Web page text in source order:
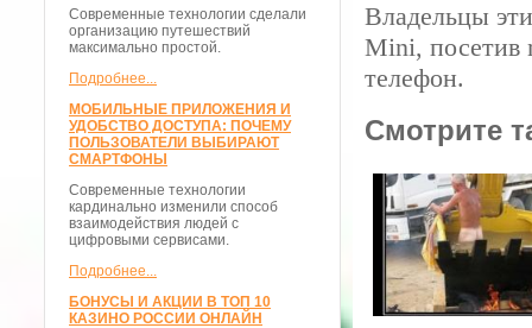
Современные технологии сделали
организацию путешествий
максимально простой.
Подробнее...
МОБИЛЬНЫЕ ПРИЛОЖЕНИЯ И
УДОБСТВО ДОСТУПА: ПОЧЕМУ
ПОЛЬЗОВАТЕЛИ ВЫБИРАЮТ
СМАРТФОНЫ
Современные технологии
кардинально изменили способ
взаимодействия людей с
цифровыми сервисами.
Подробнее...
БОНУСЫ И АКЦИИ В ТОП 10
КАЗИНО РОССИИ ОНЛАЙН
Владельцы
Mini, посетив
телефон.
Смотрите